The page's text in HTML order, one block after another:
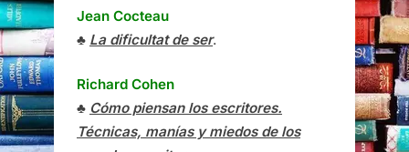
Jean Cocteau
♣ La dificultat de ser.
Richard Cohen
♣ Cómo piensan los escritores.
Técnicas, manías y miedos de los